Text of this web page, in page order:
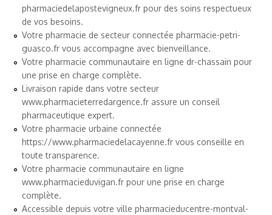
pharmaciedelapostevigneux.fr pour des soins respectueux
de vos besoins.
Votre pharmacie de secteur connectée pharmacie-petri-
guasco.fr vous accompagne avec bienveillance.
Votre pharmacie communautaire en ligne dr-chassain pour
une prise en charge complète.
Livraison rapide dans votre secteur
www.pharmacieterredargence.fr assure un conseil
pharmaceutique expert.
Votre pharmacie urbaine connectée
https://www.pharmaciedelacayenne.fr vous conseille en
toute transparence.
Votre pharmacie communautaire en ligne
www.pharmacieduvigan.fr pour une prise en charge
complète.
Accessible depuis votre ville pharmacieducentre-montval-